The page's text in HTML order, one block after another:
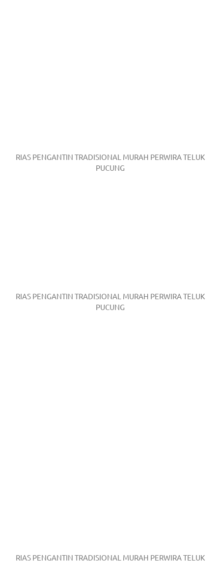
RIAS PENGANTIN TRADISIONAL MURAH PERWIRA TELUK
PUCUNG
RIAS PENGANTIN TRADISIONAL MURAH PERWIRA TELUK
PUCUNG
RIAS PENGANTIN TRADISIONAL MURAH PERWIRA TELUK